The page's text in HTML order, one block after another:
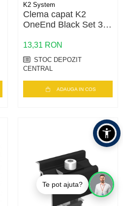
K2 System
Clema capat K2
OneEnd Black Set 30-
42mm, negru
13,31 RON
STOC DEPOZIT
CENTRAL
ADAUGA IN COS
Te pot ajuta?